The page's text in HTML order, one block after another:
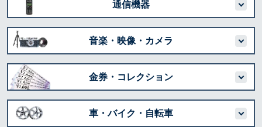
通信機器
音楽・映像・カメラ
金券・コレクション
車・バイク・自転車